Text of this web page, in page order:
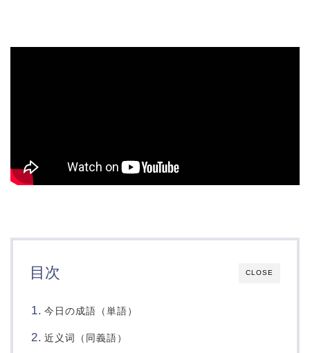
CLOSE
目次
今日の成語（単語）
近义词（同義語）